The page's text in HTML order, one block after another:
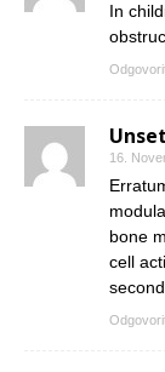
In
16.
bone
cell